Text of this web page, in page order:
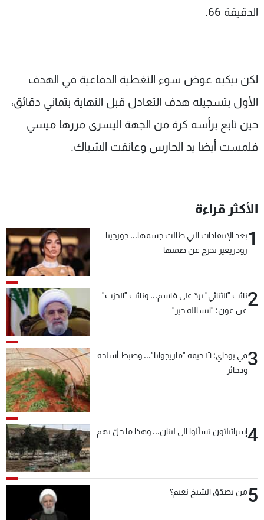
الدقيقة 66.
لكن بيكيه عوض سوء التغطية الدفاعية في الهدف
الأول بتسجيله هدف التعادل قبل النهاية بثماني دقائق،
حين تابع برأسه كرة من الجهة اليسرى مررها ميسي
فلمست أيضا يد الحارس وعانقت الشباك.
الأكثر قراءة
1بعد الإنتقادات التي طالت جسمها... جورجينا
رودريغيز تخرج عن صمتها
2نائب "الثنائي" يردّ على قاسم... ونائب "الحزب"
عن عون: "انشالله خير"
3
في بوداي: ١٦ خيمة "ماريجوانا"... وضبط أسلحة
وذخائر
4إسرائيليّون تسلّلوا الى لبنان... وهذا ما حلّ بهم
5من يصدّق الشيخ نعيم؟